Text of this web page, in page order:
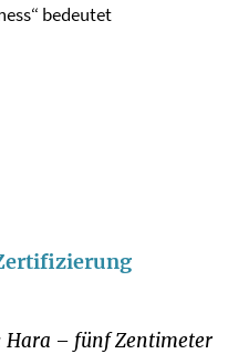
bedeutet
Hara – fünf Zentimeter